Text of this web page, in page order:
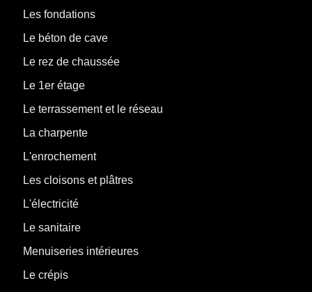
Les fondations
Le béton de cave
Le rez de chaussée
Le 1er étage
Le terrassement et le réseau
La charpente
L'enrochement
Les cloisons et plâtres
L'électricité
Le sanitaire
Menuiseries intérieures
Le crépis